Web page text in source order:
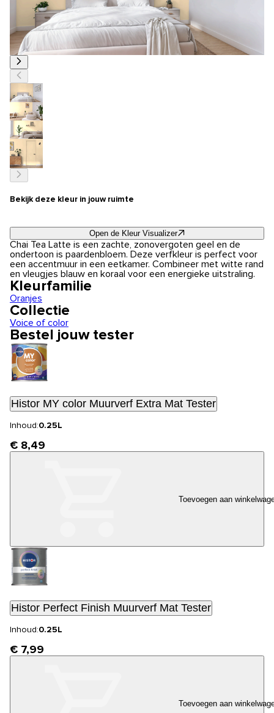
Bekijk deze kleur in jouw ruimte
Open de Kleur Visualizer
Chai Tea Latte is een zachte, zonovergoten geel en de
ondertoon is paardenbloem. Deze verfkleur is perfect voor
een accentmuur in een eetkamer. Combineer met witte rand
en vleugjes blauw en koraal voor een energieke uitstraling.
Kleurfamilie
Oranjes
Collectie
Voice of color
Bestel jouw tester
Histor MY color Muurverf Extra Mat Tester
Inhoud:0.25L
€ 8,49
Toevoegen aan
Histor Perfect Finish Muurverf Mat Tester
Inhoud:0.25L
€ 7,99
Toevoegen aan